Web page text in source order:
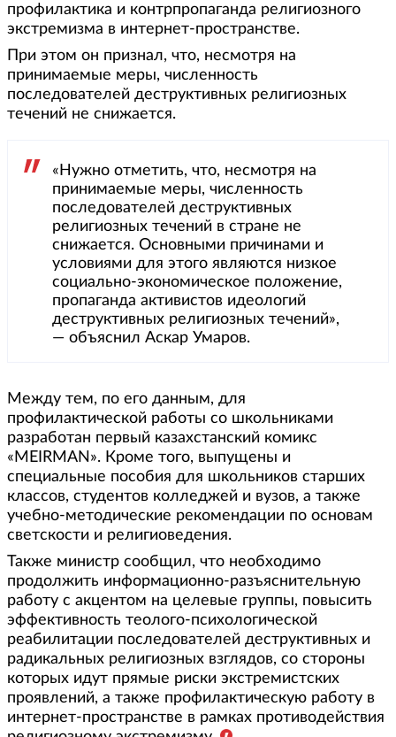
профилактика и контрпропаганда религиозного
экстремизма в интернет-пространстве.
При этом он признал, что, несмотря на
принимаемые меры, численность
последователей деструктивных религиозных
течений не снижается.
«Нужно отметить, что, несмотря на
принимаемые меры, численность
последователей деструктивных
религиозных течений в стране не
снижается. Основными причинами и
условиями для этого являются низкое
социально-экономическое положение,
пропаганда активистов идеологий
деструктивных религиозных течений»,
— объяснил Аскар Умаров.
Между тем, по его данным, для
профилактической работы со школьниками
разработан первый казахстанский комикс
«MEIRMAN». Кроме того, выпущены и
специальные пособия для школьников старших
классов, студентов колледжей и вузов, а также
учебно-методические рекомендации по основам
светскости и религиоведения.
Также министр сообщил, что необходимо
продолжить информационно-разъяснительную
работу с акцентом на целевые группы, повысить
эффективность теолого-психологической
реабилитации последователей деструктивных и
радикальных религиозных взглядов, со стороны
которых идут прямые риски экстремистских
проявлений, а также профилактическую работу в
интернет-пространстве в рамках противодействия